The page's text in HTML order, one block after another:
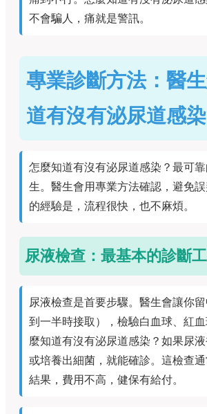
不會騙人，痛就是警訊。
專業診斷方法：醫
道有沒有泌尿道感染
怎麼知道有沒有泌尿道感染？最可
生。醫生會用專業方法確認，避免
的經驗是，流程很快，也不麻煩。
尿液檢查：最基本的診斷
尿液檢查是首要步驟。醫生會讓你
到一半時接取），檢驗白血球、紅
麼知道有沒有泌尿道感染？如果尿液
或培養出細菌，就能確診。這檢查
結果，費用不高，健保有給付。